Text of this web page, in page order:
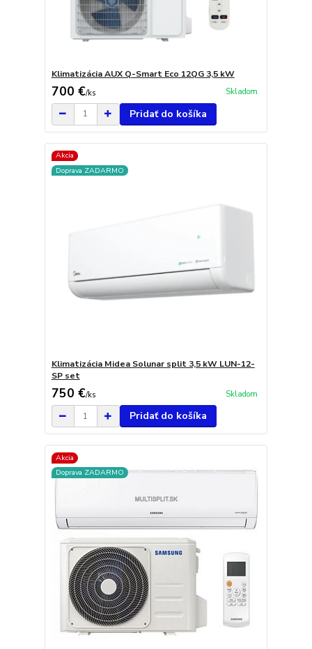
Klimatizácia AUX Q-Smart Eco 12QG 3,5 kW
700 €/ks Skladom
Pridať do košíka
Akcia
Doprava ZADARMO
Klimatizácia Midea Solunar split 3,5 kW LUN-12-
SP set
750 €/ks Skladom
Pridať do košíka
Akcia
Doprava ZADARMO